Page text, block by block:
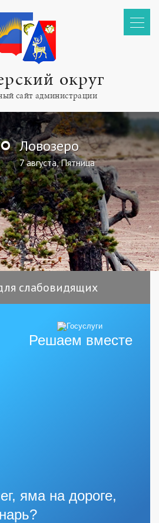
округ
сайт администрации
Ловозеро
7 августа, Пятница
слабовидящих
Решаем вместе
яма на дороге,